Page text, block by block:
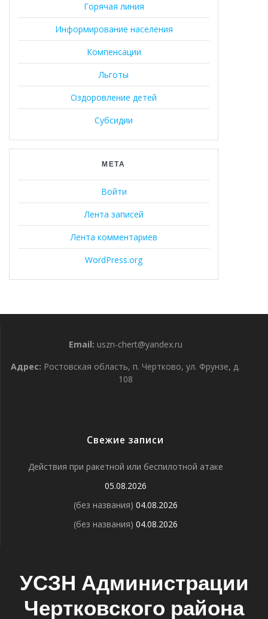
Горячая линия
Информирование населения
Компенсации
Льготы
Оздоровление детей
Субсидии
МЕТА
Войти
Лента записей
Лента комментариев
WordPress.org
Email: uszn-chert@yandex.ru
Адрес: Ростовская область, п. Чертково, ул. Фрунзе, д.
108
Свежие записи
Действия при ракетной или беспилотной атаке
05.08.2026
(без названия) 04.08.2026
(без названия) 04.08.2026
УСЗН Администрации
Чертковского района